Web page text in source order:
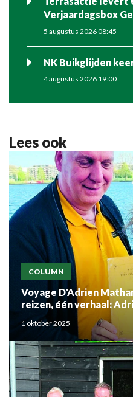
Verjaardagsbox
5 augustus 2026 08:45
NK Buikglijden
4 augustus 2026 19:00
Lees ook
COLUMN
Voyage D'Adrien
reizen, één verhaal:
Mouden
1 oktober 2025